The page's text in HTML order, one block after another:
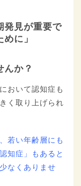
発見が重要で
に」
んか？
おいて認知症も
く取り上げられ
若い年齢層にも
知症」もあると
なくありませ